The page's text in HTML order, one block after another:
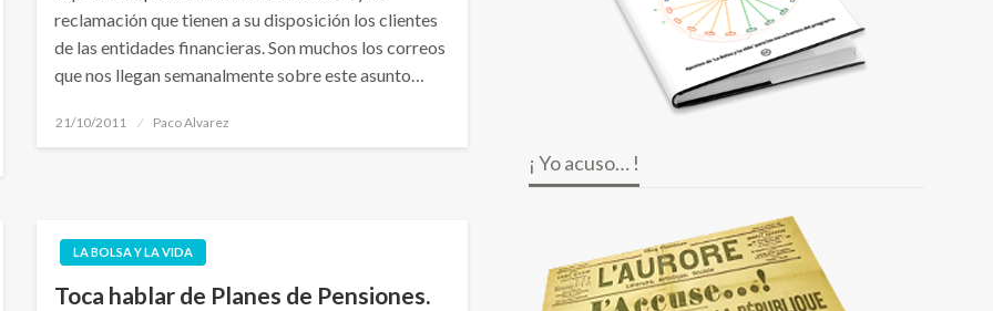
reclamación que tienen a su disposición los clientes
de las entidades financieras. Son muchos los correos
que nos llegan semanalmente sobre este asunto…
Publicado
21/10/2011 Paco Alvarez
LA BOLSA Y LA VIDA
Toca hablar de Planes de Pensiones.
¡ Yo acuso… !